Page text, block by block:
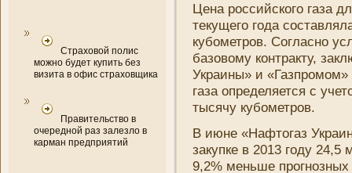
Страховой полис
можно будет купить без
визита в офис страховщика
Правительство в
очередной раз залезло в
карман предприятий
Цена российского газа
текущего года
кубометров. Согласно
базовому контракту,
Украины» и «Газпромом»
газа определяется с
тысячу кубометров.
В июне «Нафтогаз
закупке в 2013 году 24,5
9,2% меньше